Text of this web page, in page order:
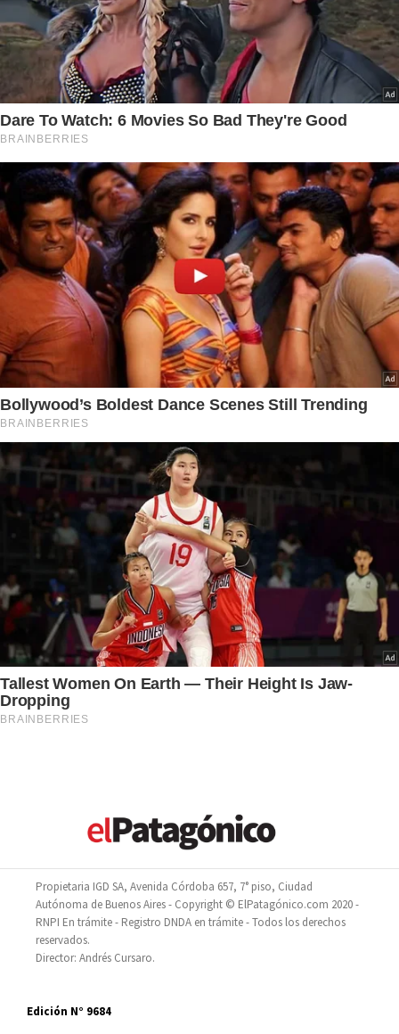
Propietaria IGD SA, Avenida Córdoba 657, 7° piso, Ciudad
Autónoma de Buenos Aires - Copyright © ElPatagónico.com 2020 -
RNPI En trámite - Registro DNDA en trámite - Todos los derechos
reservados.
Director: Andrés Cursaro.
Edición N° 9684